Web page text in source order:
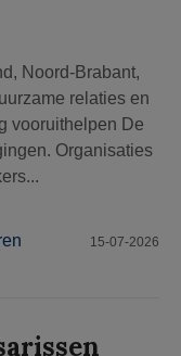
Noord-Brabant,
relaties en
vooruithelpen De
Organisaties
15-07-2026